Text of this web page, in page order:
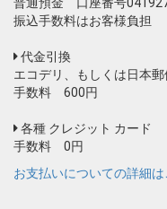
普通預金 口座番号
振込手数料はお客様負担
代金引換
エコデリ、もしくは日本郵
手数料 600円
各種 クレジット カード
手数料 0円
お支払いについての詳細は